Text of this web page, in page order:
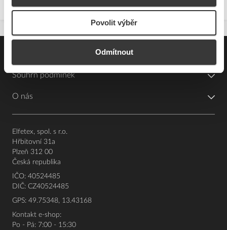
Povolit výběr
Odmítnout
Souhrn podmínek
O nás
Elfetex, spol. s r.o.
Hřbitovní 31a
Plzeň 312 00
Česká republika
IČO: 40524485
DIČ: CZ40524485
GPS: 49.75348, 13.43168
Kontakt e-shop:
Po - Pá: 7:00 - 15:30